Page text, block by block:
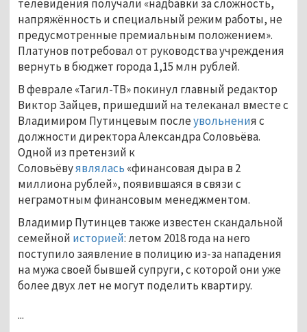
телевидения получали «надбавки за сложность,
напряжённость и специальный режим работы, не
предусмотренные премиальным положением».
Платунов потребовал от руководства учреждения
вернуть в бюджет города 1,15 млн рублей.
В феврале «Тагил-ТВ» покинул главный редактор
Виктор Зайцев, пришедший на телеканал вместе с
Владимиром Путинцевым послеувольнения с
должности директора Александра Соловьёва.
Одной из претензий к
Соловьёвуявлялась «финансовая дыра в 2
миллиона рублей», появившаяся в связи с
неграмотным финансовым менеджментом.
Владимир Путинцев также известен скандальной
семейной историей: летом 2018 года на него
поступило заявление в полицию из-за нападения
на мужа своей бывшей супруги, с которой они уже
более двух лет не могут поделить квартиру.
...